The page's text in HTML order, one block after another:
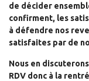
de décider
confirment, les
à défendre nos
satisfaites par de
Nous en
RDV donc à la